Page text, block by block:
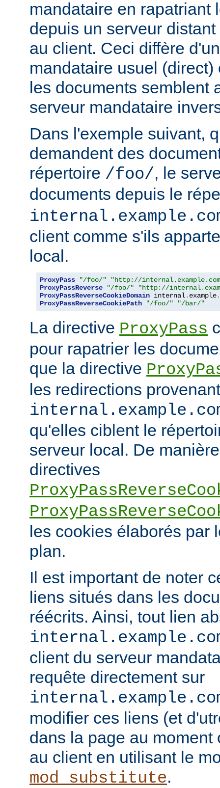
mandataire en rapatriant
depuis un serveur
au client. Ceci diffère
mandataire usuel (direct)
les documents semblent
serveur mandataire
Dans l'exemple suivant,
demandent des
répertoire /foo/, le
documents depuis le
client comme s'ils
local.
ProxyPass "/foo/"
"http://
ProxyPassReverse
"/foo/"
"http://
ProxyPassReverseCookieDomain internal. example.
ProxyPassReverseCookiePath
"/foo/" "/bar/"
La directive ProxyPass
pour rapatrier les
que la directive
les redirections
qu'elles ciblent le
serveur local. De
directives
les cookies élaborés par
plan.
Il est important de noter
liens situés dans les
réécrits. Ainsi, tout lien
client du serveur
requête directement sur
modifier ces liens (et
dans la page au moment
au client en utilisant le
mod_substitute.